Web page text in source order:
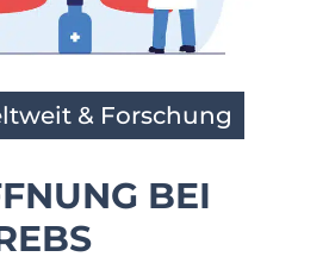
& Forschung
BEI